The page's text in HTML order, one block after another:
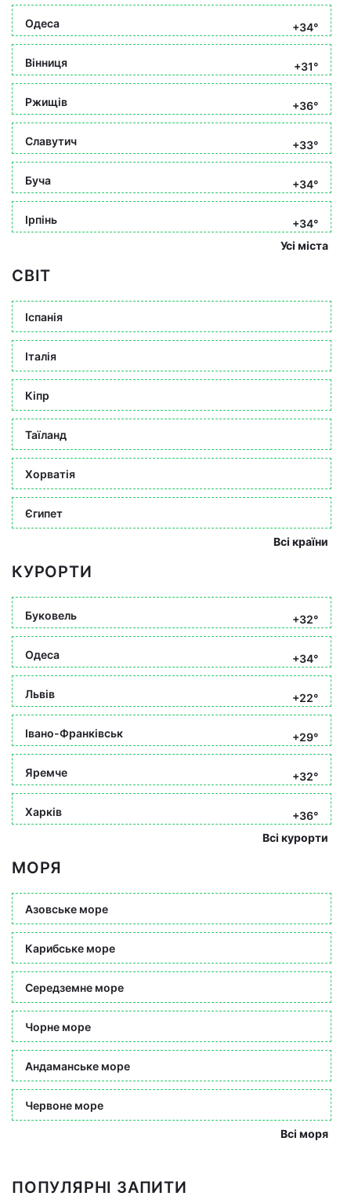
Одеса +34°
Вінниця +31°
Ржищів +36°
Славутич +33°
Буча +34°
Ірпінь
+34°
Усі міста
СВІТ
Іспанія
Італія
Кіпр
Таїланд
Хорватія
Єгипет
Всі країни
КУРОРТИ
Буковель +32°
Одеса +34°
Львів +22°
Івано-Франківськ +29°
Яремче +32°
Харків
+36°
Всі курорти
МОРЯ
Азовське море
Карибське море
Середземне море
Чорне море
Андаманське море
Червоне море
Всі моря
ПОПУЛЯРНІ ЗАПИТИ